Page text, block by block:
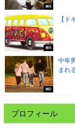
婚活
婚活
【ド
雑記
中年
まれ
プロフィール